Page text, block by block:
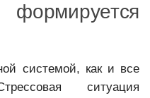
системой, как и все
ситуация